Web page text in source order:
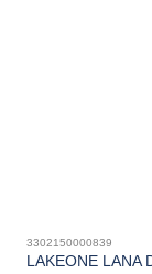
3302150000839
LAKEONE LANA